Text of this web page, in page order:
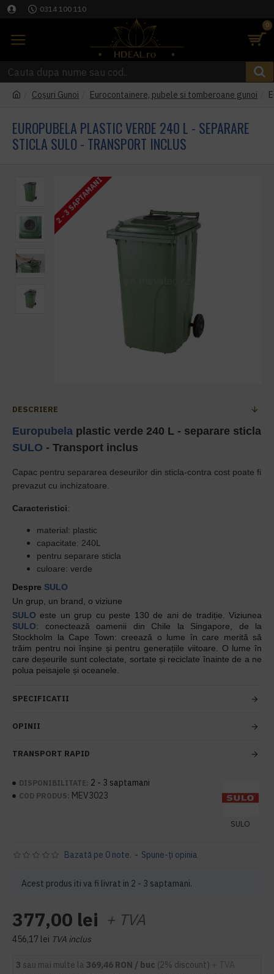
0314 100 110
0
Coşuri Gunoi Eurocontainere, pubele si tomberoane gunoi
EUROPUBELA PLASTIC VERDE 240 L - SEPARARE
STICLA SULO - TRANSPORT INCLUS
2 - 3 SAPTAMANI
DESCRIERE
Europubela plastic verde 240 L - separare sticla
SULO - Transport inclus
Capac pentru separarea deseurilor din sticla-contra cost poate fi
prevazut cu inchizatoare.
Caracteristici:
material: plastic
capacitate: 240L
pentru separare sticla
culoare: verde
Despre SULO
Un grup, un brand, o viziune
SULO este un grup cu peste 130 de ani de tradiție. Viziunea
SULO: conectează oamenii din Chile la Singapore, de la
Stockholm la Cape Town: creează o lume în care merită să
trăim pentru noi înșine și pentru generațiile viitoare. O lume în
care deșeurile sunt colectate, sortate și reciclate înainte de a ne
polua peisajele și oceanele.
SPECIFICATII
OPINII
TRANSPORT RAPID
DISPONIBILITATE: 2 - 3 saptamani
COD PRODUS: MEV3023
SULO
Acest produs iti va fi livrat in 2 - 3 saptamani.
Bazată pe 0 note. - Spune-ţi opinia
377,00 lei + TVA
456,17 lei TVA inclus
3 sau mai multe la 369,46 RON / buc (2% discount)